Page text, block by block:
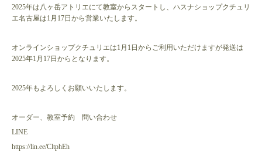
2025年は八ヶ岳アトリエにて教室からスタートし、ハスナショップクチュリ
エ名古屋は1月17日から営業いたします。
オンラインショップクチュリエは1月1日からご利用いただけますが発送は
2025年1月17日からとなります。
2025年もよろしくお願いいたします。
オーダー、教室予約 問い合わせ
LINE
https://lin.ee/CltphEh